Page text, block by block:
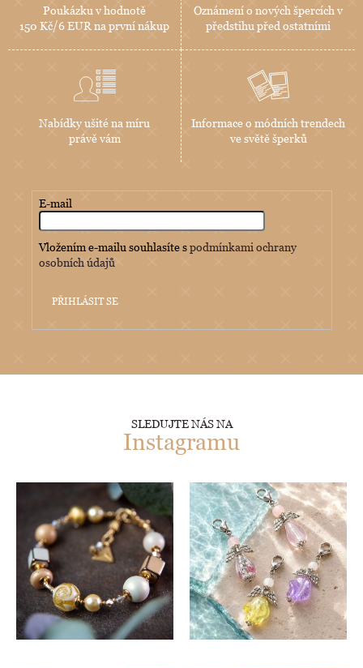
Poukázku v hodnotě
150 Kč/6 EUR na první nákup
Oznámení o nových špercích v
předstihu před ostatními
Nabídky ušité na míru
právě vám
Informace o módních trendech
ve světě šperků
E-mail
Vložením e-mailu souhlasíte spodmínkami ochrany
osobních údajů
PŘIHLÁSIT SE
SLEDUJTE NÁS NA
Instagramu